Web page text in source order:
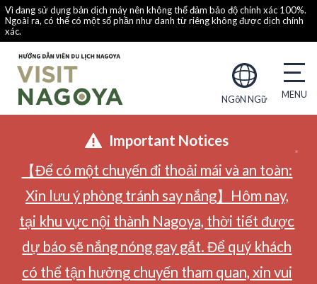
Vì đang sử dụng bản dịch máy nên không thể đảm bảo độ chính xác 100%.
Ngoài ra, có thể có một số phần như danh từ riêng không được dịch chính
xác.
NGôN NGữ
Important Notices
【Để có một chuyến đi thoải mái và an toàn:
Xin lưu ý phòng tránh say nắng】Hôm nay,
tại khu vực nội thành Nagoya, thời tiết được
dự báo sẽ nắng nóng gay gắt. Để quý khách
có thể tận hưởng chuyến tham quan, xin vui